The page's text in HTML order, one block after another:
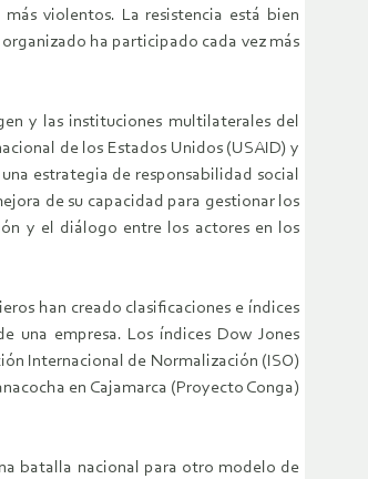
violentos. La resistencia está bien
ha participado cada vez más
y las instituciones multilaterales del
de los Estados Unidos (USAID) y
estrategia de responsabilidad social
de su capacidad para gestionar los
y el diálogo entre los actores en los
han creado clasificaciones e índices
una empresa. Los índices Dow Jones
Internacional de Normalización (ISO)
en Cajamarca (Proyecto Conga)
batalla nacional para otro modelo de